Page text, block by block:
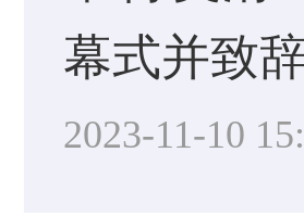
幕式并致
2023-11-10